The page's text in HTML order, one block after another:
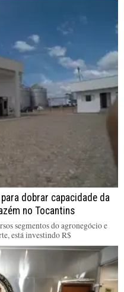
dobrar capacidade da
no Tocantins
segmentos do agronegócio e
está investindo R$